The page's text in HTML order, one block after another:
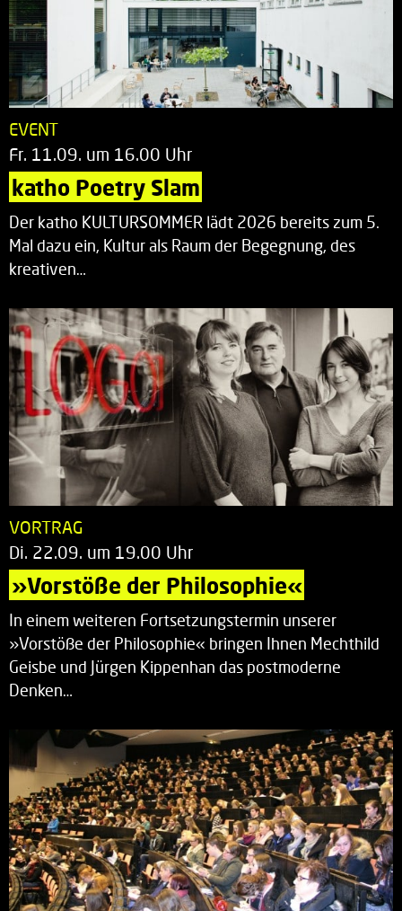
EVENT
Fr. 11.09. um 16.00 Uhr
katho Poetry Slam
Der katho KULTURSOMMER lädt 2026 bereits zum 5.
Mal dazu ein, Kultur als Raum der Begegnung, des
kreativen…
VORTRAG
Di. 22.09. um 19.00 Uhr
»Vorstöße der Philosophie«
In einem weiteren Fortsetzungstermin unserer
»Vorstöße der Philosophie« bringen Ihnen Mechthild
Geisbe und Jürgen Kippenhan das postmoderne
Denken…